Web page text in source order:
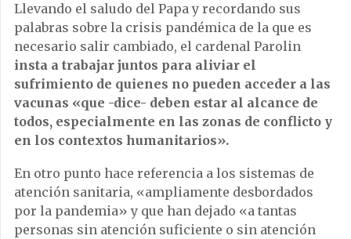
Llevando el saludo del Papa y recordando sus
palabras sobre la crisis pandémica de la que es
necesario salir cambiado, el cardenal Parolin
insta a trabajar juntos para aliviar el
sufrimiento de quienes no pueden acceder a las
vacunas «que -dice- deben estar al alcance de
todos, especialmente en las zonas de conflicto y
en los contextos humanitarios».
En otro punto hace referencia a los sistemas de
atención sanitaria, «ampliamente desbordados
por la pandemia» y que han dejado «a tantas
personas sin atención suficiente o sin atención